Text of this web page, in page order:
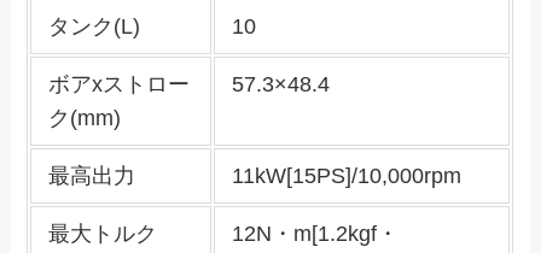
タンク(L) 10
ボアxストロー
ク(mm)
57.3×48.4
最高出力 11kW[15PS]/10,000rpm
最大トルク
12N・m[1.2kgf・